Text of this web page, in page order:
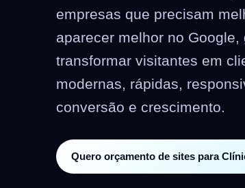
empresas que precisam
aparecer melhor no
transformar visitantes em
modernas, rápidas,
conversão e crescimento.
Quero orçamento de sites para